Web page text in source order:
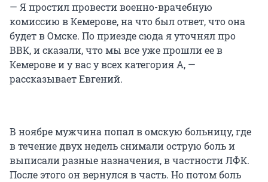
— Я простил провести военно-врачебную
комиссию в Кемерове, на что был ответ, что она
будет в Омске. По приезде сюда я уточнял про
ВВК, и сказали, что мы все уже прошли ее в
Кемерове и у вас у всех категория А, —
рассказывает Евгений.
В ноябре мужчина попал в омскую больницу, где
в течение двух недель снимали острую боль и
выписали разные назначения, в частности ЛФК.
После этого он вернулся в часть. Но потом боль